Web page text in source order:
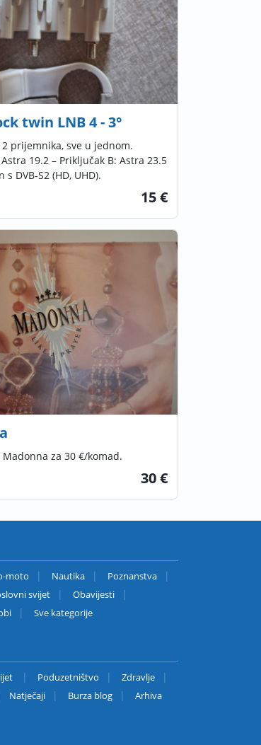
twin LNB 4 - 3°
prijemnika, sve u jednom.
19.2 – Priključak B: Astra 23.5
DVB-S2 (HD, UHD).
15 €
Madonna za 30 €/komad.
30 €
moto Nautika
Poznanstva
svijet
Obavijesti
Sve kategorije
Poduzetništvo
Zdravlje
Natječaji Burza blog Arhiva